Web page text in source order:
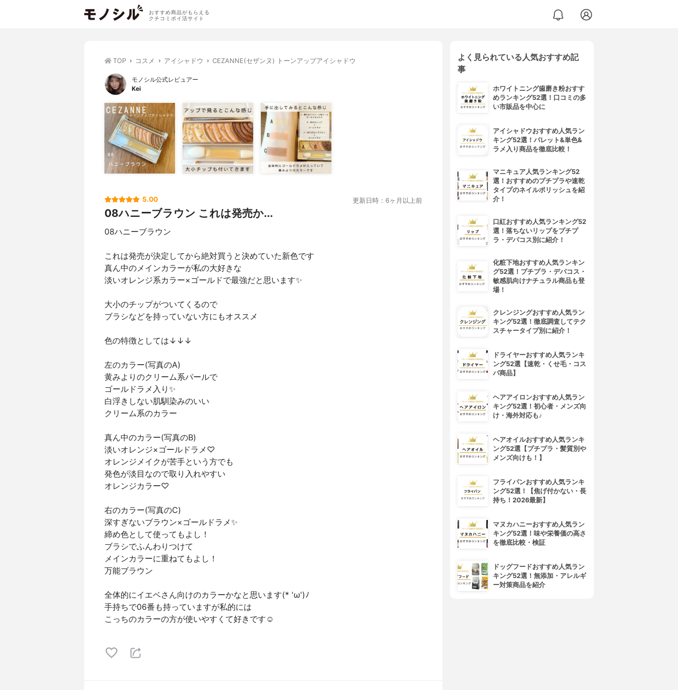
おすすめ商品がもらえる
クチコミポイ活サイト
TOP コスメ アイシャドウ CEZANNE(セザンヌ) トーンアップアイシャドウ
モノシル公式レビュアー
Kei
5.00 更新日時：6ヶ月以上前
08ハニーブラウン これは発売か...
08ハニーブラウン
これは発売が決定してから絶対買うと決めていた新色です
真ん中のメインカラーが私の大好きな
淡いオレンジ系カラー×ゴールドで最強だと思います✨
大小のチップがついてくるので
ブラシなどを持っていない方にもオススメ
色の特徴としては↓↓↓
左のカラー(写真のA)
黄みよりのクリーム系パールで
ゴールドラメ入り✨
白浮きしない肌馴染みのいい
クリーム系のカラー
真ん中のカラー(写真のB)
淡いオレンジ×ゴールドラメ♡
オレンジメイクが苦手という方でも
発色が淡目なので取り入れやすい
オレンジカラー♡
右のカラー(写真のC)
深すぎないブラウン×ゴールドラメ✨
締め色として使ってもよし！
ブラシでふんわりつけて
メインカラーに重ねてもよし！
万能ブラウン
全体的にイエベさん向けのカラーかなと思います(* 'ω')ﾉ
手持ちで06番も持っていますが私的には
こっちのカラーの方が使いやすくて好きです☺️
よく見られている人気おすすめ記
事
ホワイトニング歯磨き粉おすす
めランキング52選！口コミの多
い市販品を中心に
アイシャドウおすすめ人気ラン
キング52選！パレット&単色&
ラメ入り商品を徹底比較！
マニキュア人気ランキング52
選！おすすめのプチプラや速乾
タイプのネイルポリッシュを紹
介！
口紅おすすめ人気ランキング52
選！落ちないリップをプチプ
ラ・デパコス別に紹介！
化粧下地おすすめ人気ランキン
グ52選！プチプラ・デパコス・
敏感肌向けナチュラル商品も登
場！
クレンジングおすすめ人気ラン
キング52選！徹底調査してテク
スチャータイプ別に紹介！
ドライヤーおすすめ人気ランキ
ング52選【速乾・くせ毛・コス
パ商品】
ヘアアイロンおすすめ人気ラン
キング52選！初心者・メンズ向
け・海外対応も♪
ヘアオイルおすすめ人気ランキ
ング52選【プチプラ・髪質別や
メンズ向けも！】
フライパンおすすめ人気ランキ
ング52選！【焦げ付かない・長
持ち！2026最新】
マヌカハニーおすすめ人気ラン
キング52選！味や栄養価の高さ
を徹底比較・検証
ドッグフードおすすめ人気ラン
キング52選！無添加・アレルギ
ー対策商品を紹介